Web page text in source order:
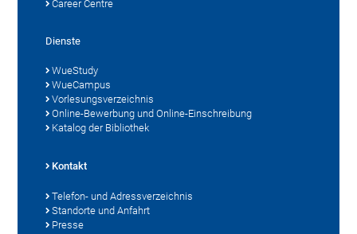
Career Centre
Dienste
WueStudy
WueCampus
Vorlesungsverzeichnis
Online-Bewerbung und Online-Einschreibung
Katalog der Bibliothek
Kontakt
Telefon- und Adressverzeichnis
Standorte und Anfahrt
Presse